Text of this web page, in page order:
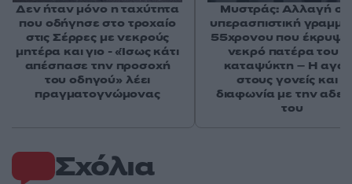
Σχόλια
Δεν ήταν μόνο η ταχύτητα
που οδήγησε στο τροχαίο
στις Σέρρες με νεκρούς
μητέρα και γιο - «Ίσως κάτι
απέσπασε την προσοχή
του οδηγού» λέει
πραγματογνώμονας
Μυστράς: Αλλαγή
υπερασπιστική
55χρονου που έκρυψε
νεκρό πατέρα του
καταψύκτη – Η
στους γονείς και η
διαφωνία με την
του